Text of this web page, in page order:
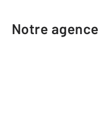
Notre agence